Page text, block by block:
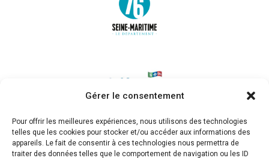
Gérer le consentement
Pour offrir les meilleures expériences, nous utilisons des technologies
telles que les cookies pour stocker et/ou accéder aux informations des
appareils. Le fait de consentir à ces technologies nous permettra de
traiter des données telles que le comportement de navigation ou les ID